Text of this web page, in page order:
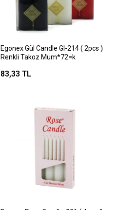
Egonex Gül Candle Gl-214 ( 2pcs )
Renkli Takoz Mum*72=k
83,33 TL